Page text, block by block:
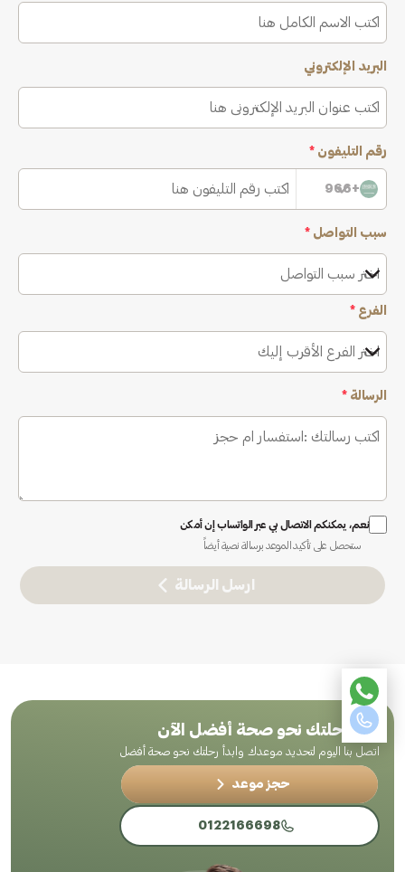
البريد الإلكتروني
رقم التليفون *
+966
سبب التواصل *
اختر سبب التواصل
الفرع *
اختر الفرع الأقرب إليك
الرسالة *
نعم، يمكنكم الاتصال بي عبر الواتساب إن أمكن
ستحصل على تأكيد الموعد برسالة نصية أيضاً
ارسل الرسالة
ابدأ رحلتك نحو صحة أفضل الآن
اتصل بنا اليوم لتحديد موعدك وابدأ رحلتك نحو صحة أفضل
حجز موعد
0122166698